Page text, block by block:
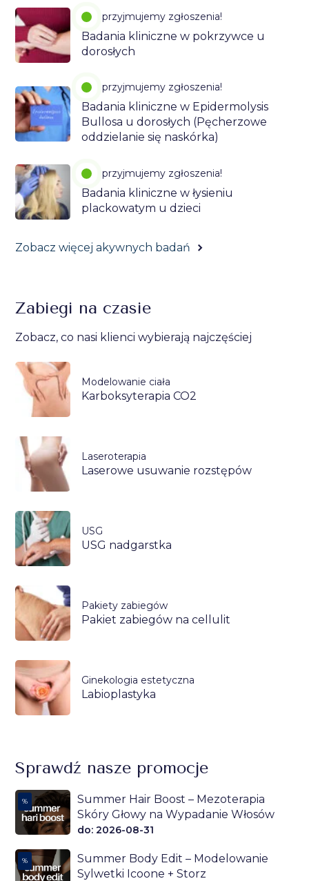
przyjmujemy zgłoszenia!
Badania kliniczne w pokrzywce u
dorosłych
przyjmujemy zgłoszenia!
Badania kliniczne w Epidermolysis
Bullosa u dorosłych (Pęcherzowe
oddzielanie się naskórka)
przyjmujemy zgłoszenia!
Badania kliniczne w łysieniu
plackowatym u dzieci
Zobacz więcej akywnych badań
Zabiegi na czasie
Zobacz, co nasi klienci wybierają najczęściej
Modelowanie ciała
Karboksyterapia CO2
Laseroterapia
Laserowe usuwanie rozstępów
USG
USG nadgarstka
Pakiety zabiegów
Pakiet zabiegów na cellulit
Ginekologia estetyczna
Labioplastyka
Sprawdź nasze promocje
%
Summer Hair Boost – Mezoterapia
Skóry Głowy na Wypadanie Włosów
do: 2026-08-31
%
Summer Body Edit – Modelowanie
Sylwetki Icoone + Storz